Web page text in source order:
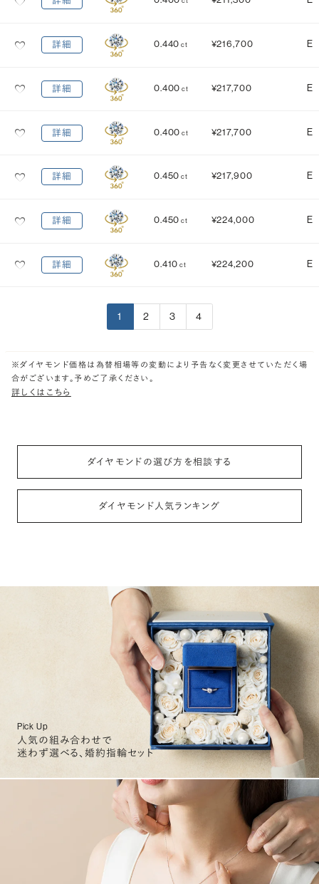
詳細 0.440 ct ¥216,700 E
詳細 0.400 ct ¥217,700 E
詳細 0.400 ct ¥217,700 E
詳細 0.450 ct ¥217,900 E
詳細 0.450 ct ¥224,000 E
詳細 0.410 ct ¥224,200 E
1 2 3 4
※ダイヤモンド価格は為替相場等の変動により予告なく変更させていただく場
合がございます。予めご了承ください。
詳しくはこちら
ダイヤモンドの選び方を相談する
ダイヤモンド人気ランキング
Pick Up
人気の組み合わせで
迷わず選べる、婚約指輪セット